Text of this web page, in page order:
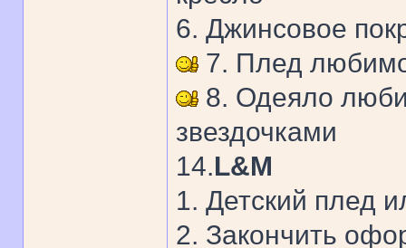
6. Джинсовое
7. Плед
8. Одеяло
звездочками
14.L&M
1. Детский плед
2. Закончить